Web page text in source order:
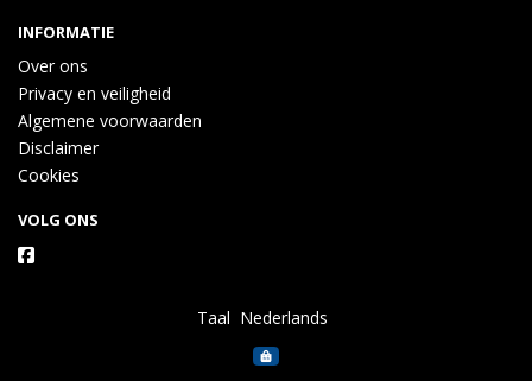
INFORMATIE
Over ons
Privacy en veiligheid
Algemene voorwaarden
Disclaimer
Cookies
VOLG ONS
Taal